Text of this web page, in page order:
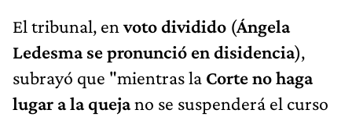
El tribunal, envoto dividido (Ángela
Ledesma se pronunció en disidencia),
subrayó que "mientras la Corte no haga
lugar a la quejano se suspenderá el curso